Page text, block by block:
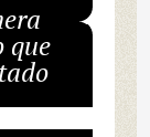
que